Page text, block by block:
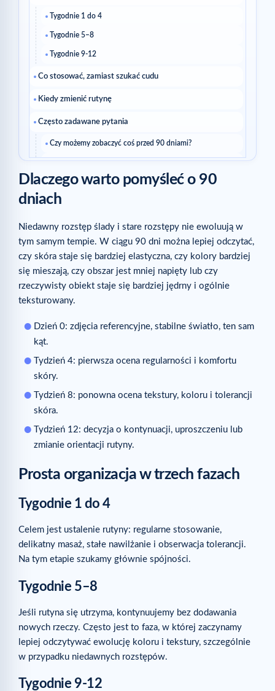
Tygodnie 1 do 4
Tygodnie 5–8
Tygodnie 9-12
Co stosować, zamiast szukać cudu
Kiedy zmienić rutynę
Często zadawane pytania
Czy możemy zobaczyć coś przed 90 dniami?
Dlaczego warto pomyśleć o 90
dniach
Niedawny rozstęp ślady i stare rozstępy nie ewoluują w
tym samym tempie. W ciągu 90 dni można lepiej odczytać,
czy skóra staje się bardziej elastyczna, czy kolory bardziej
się mieszają, czy obszar jest mniej napięty lub czy
rzeczywisty obiekt staje się bardziej jędrny i ogólnie
teksturowany.
Dzień 0: zdjęcia referencyjne, stabilne światło, ten sam
kąt.
Tydzień 4: pierwsza ocena regularności i komfortu
skóry.
Tydzień 8: ponowna ocena tekstury, koloru i tolerancji
skóra.
Tydzień 12: decyzja o kontynuacji, uproszczeniu lub
zmianie orientacji rutyny.
Prosta organizacja w trzech fazach
Tygodnie 1 do 4
Celem jest ustalenie rutyny: regularne stosowanie,
delikatny masaż, stałe nawilżanie i obserwacja tolerancji.
Na tym etapie szukamy głównie spójności.
Tygodnie 5–8
Jeśli rutyna się utrzyma, kontynuujemy bez dodawania
nowych rzeczy. Często jest to faza, w której zaczynamy
lepiej odczytywać ewolucję koloru i tekstury, szczególnie
w przypadku niedawnych rozstępów.
Tygodnie 9-12